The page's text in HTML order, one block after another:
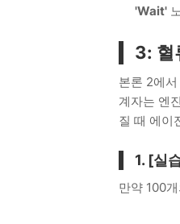
'Wait'
3: 혈
본론 2에
계자는 엔
질 때 에이
1. [실
만약 100